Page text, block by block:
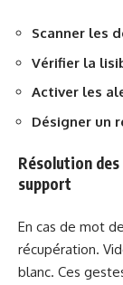
Scanner les
Vérifier la
Activer les
Désigner un
Résolution
support
En cas de mot
récupération.
blanc. Ces